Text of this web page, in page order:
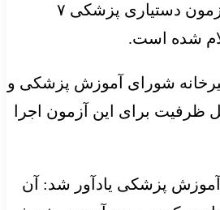
پنجاه و یکمین دوره آزمون دستیاری پزشکی ۷
شورای آموزش پزشکی و
برای این آزمون اجرا
پزشکی یادآور شد: آن